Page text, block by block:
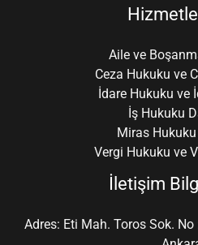
Aile ve
Ceza Hukuku ve
İdare Hukuku ve
İş Hukuku
Miras Hukuku
Vergi Hukuku ve
İletişim
Adres: Eti Mah. Toros Sok.